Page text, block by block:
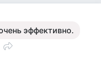
эффективно.